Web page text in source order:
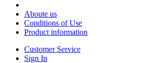
Aboute us
Conditions of Use
Product information
Customer Service
Sign In